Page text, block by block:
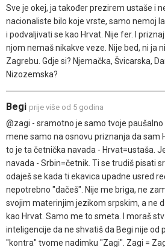
Sve je okej, ja također prezirem ustaše i
nacionaliste bilo koje vrste, samo nemoj
i podvaljivati se kao Hrvat. Nije fer. I
njom nemaš nikakve veze. Nije bed, ni ja
Zagrebu. Gdje si? Njemačka, Švicarska,
Nizozemska?
Begi prije više od 5 godina
@zagi - sramotno je samo tvoje
mene samo na osnovu priznanja da sam
to je ta četnička navada - Hrvat=ustaša.
navada - Srbin=četnik. Ti se trudiš pisati
odaješ se kada ti ekavica upadne usred
nepotrebno "dačeš". Nije me briga, ne
svojim materinjim jezikom srpskim, a ne
kao Hrvat. Samo me to smeta. I moraš
inteligencije da ne shvatiš da Begi nije od
"kontra" tvome nadimku "Zagi". Zagi =